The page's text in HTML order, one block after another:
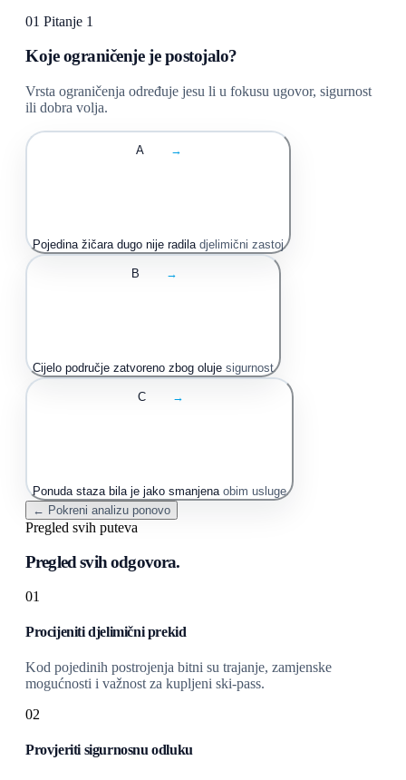
01 Pitanje 1
Koje ograničenje je postojalo?
Vrsta ograničenja određuje jesu li u fokusu ugovor, sigurnost
ili dobra volja.
A →
Pojedina žičara dugo nije radila djelimični zastoj
B →
Cijelo područje zatvoreno zbog oluje sigurnost
C →
Ponuda staza bila je jako smanjena obim usluge
← Pokreni analizu ponovo
Pregled svih puteva
Pregled svih odgovora.
01
Procijeniti djelimični prekid
Kod pojedinih postrojenja bitni su trajanje, zamjenske
mogućnosti i važnost za kupljeni ski-pass.
02
Provjeriti sigurnosnu odluku